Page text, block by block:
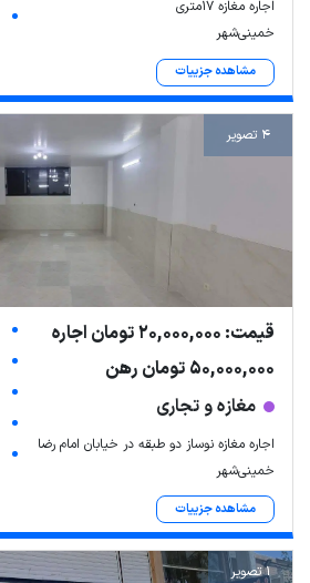
اجاره مغازه 17متری
خمینی‌شهر
مشاهده جزییات
4 تصویر
قیمت: 20,000,000 تومان اجاره
50,000,000 تومان رهن
مغازه و تجاری
اجاره مغازه نوساز دو طبقه در خیابان امام رضا
خمینی‌شهر
مشاهده جزییات
1 تصویر